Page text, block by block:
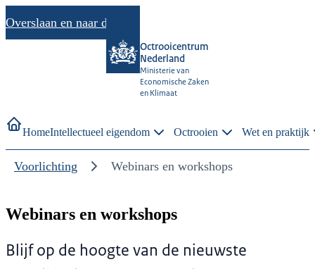
Overslaan en naar de inhoud gaan
Octrooicentrum
Nederland
Ministerie van
Economische Zaken
en Klimaat
HomeIntellectueel eigendom Octrooien Wet en praktijk
Voorlichting Webinars en workshops
Webinars en workshops
Blijf op de hoogte van de nieuwste